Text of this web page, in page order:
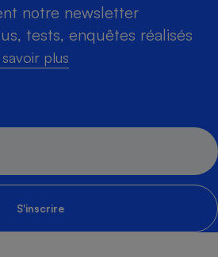
notre newsletter
tests, enquêtes réalisés
plus
S'inscrire